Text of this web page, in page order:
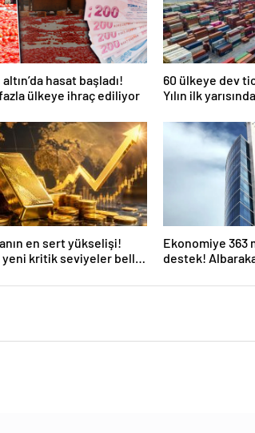
altın’da hasat başladı!
fazla ülkeye ihraç ediliyor
60 ülkeye dev
Yılın ilk
en sert yükselişi!
yeni kritik seviyeler belli
Ekonomiye 363
destek!